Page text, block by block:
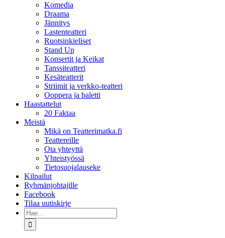
Komedia
Draama
Jännitys
Lastenteatteri
Ruotsinkieliset
Stand Up
Konsertit ja Keikat
Tanssiteatteri
Kesäteatterit
Striimit ja verkko-teatteri
Ooppera ja baletti
Haastattelut
20 Faktaa
Meistä
Mikä on Teatterimatka.fi
Teattereille
Ota yhteyttä
Yhteistyössä
Tietosuojalauseke
Kilpailut
Ryhmänjohtajille
Facebook
Tilaa uutiskirje
Etsi
...